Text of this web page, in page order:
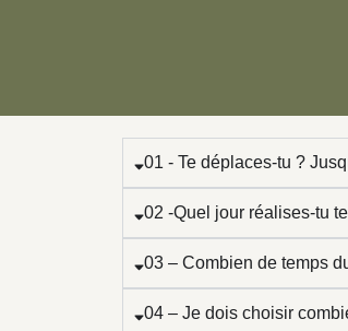
01 - Te déplaces-tu ?
02 -Quel jour réalises-tu
03 – Combien de temps
04 – Je dois choisir